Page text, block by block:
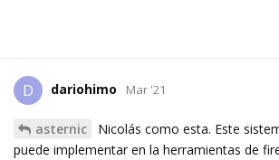
D dariohimo Mar '21
asternic
Nicolás como esta. Este
puede implementar en la herramientas de